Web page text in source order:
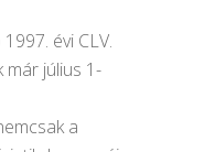
évi CLV.
már július 1-
a